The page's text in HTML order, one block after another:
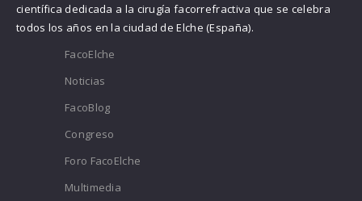
científica dedicada a la cirugía facorrefractiva que se celebra
todos los años en la ciudad de Elche (España).
FacoElche
Noticias
FacoBlog
Congreso
Foro FacoElche
Multimedia